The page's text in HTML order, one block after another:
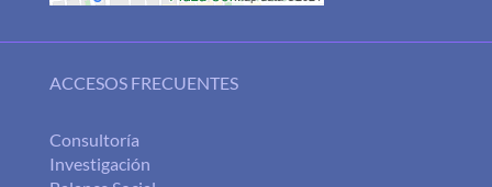
ACCESOS FRECUENTES
Consultoría
Investigación